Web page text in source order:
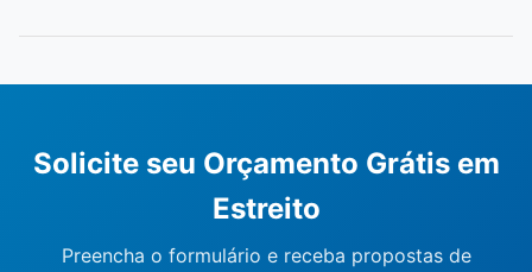
Solicite seu Orçamento Grátis em
Estreito
Preencha o formulário e receba propostas de